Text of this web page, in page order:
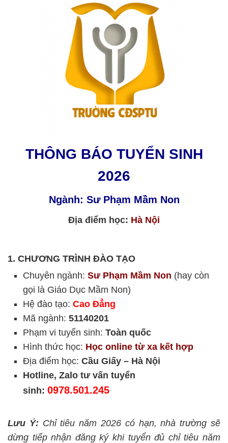
THÔNG BÁO TUYỂN SINH
2026
Ngành: Sư Phạm Mầm Non
Địa điểm học: Hà Nội
1. CHƯƠNG TRÌNH ĐÀO TẠO
Chuyên ngành: Sư Phạm Mầm Non (hay còn
gọi là Giáo Dục Mầm Non)
Hệ đào tạo: Cao Đẳng
Mã ngành: 51140201
Phạm vi tuyển sinh: Toàn quốc
Hình thức học: Học online từ xa kết hợp
Địa điểm học: Cầu Giấy – Hà Nội
Hotline, Zalo tư vấn tuyển
sinh: 0978.501.245
Lưu Ý: Chỉ tiêu năm 2026 có hạn, nhà trường sẽ
dừng tiếp nhận đăng ký khi tuyển đủ chỉ tiêu năm